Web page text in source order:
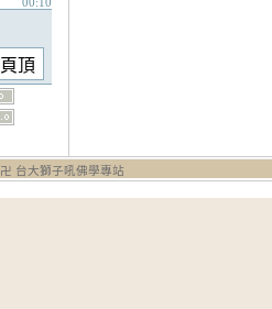
卍 台大獅子吼佛學專站